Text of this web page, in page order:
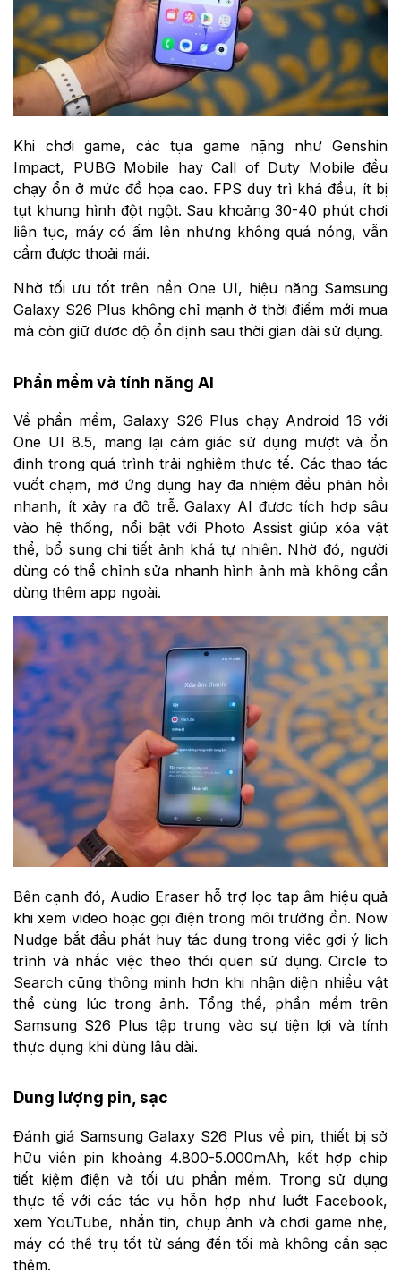
Khi chơi game, các tựa game nặng như Genshin
Impact, PUBG Mobile hay Call of Duty Mobile đều
chạy ổn ở mức đồ họa cao. FPS duy trì khá đều, ít bị
tụt khung hình đột ngột. Sau khoảng 30-40 phút chơi
liên tục, máy có ấm lên nhưng không quá nóng, vẫn
cầm được thoải mái.
Nhờ tối ưu tốt trên nền One UI, hiệu năng Samsung
Galaxy S26 Plus không chỉ mạnh ở thời điểm mới mua
mà còn giữ được độ ổn định sau thời gian dài sử dụng.
Phần mềm và tính năng AI
Về phần mềm, Galaxy S26 Plus chạy Android 16 với
One UI 8.5, mang lại cảm giác sử dụng mượt và ổn
định trong quá trình trải nghiệm thực tế. Các thao tác
vuốt chạm, mở ứng dụng hay đa nhiệm đều phản hồi
nhanh, ít xảy ra độ trễ. Galaxy AI được tích hợp sâu
vào hệ thống, nổi bật với Photo Assist giúp xóa vật
thể, bổ sung chi tiết ảnh khá tự nhiên. Nhờ đó, người
dùng có thể chỉnh sửa nhanh hình ảnh mà không cần
dùng thêm app ngoài.
Bên cạnh đó, Audio Eraser hỗ trợ lọc tạp âm hiệu quả
khi xem video hoặc gọi điện trong môi trường ồn. Now
Nudge bắt đầu phát huy tác dụng trong việc gợi ý lịch
trình và nhắc việc theo thói quen sử dụng. Circle to
Search cũng thông minh hơn khi nhận diện nhiều vật
thể cùng lúc trong ảnh. Tổng thể, phần mềm trên
Samsung S26 Plus tập trung vào sự tiện lợi và tính
thực dụng khi dùng lâu dài.
Dung lượng pin, sạc
Đánh giá Samsung Galaxy S26 Plus về pin, thiết bị sở
hữu viên pin khoảng 4.800-5.000mAh, kết hợp chip
tiết kiệm điện và tối ưu phần mềm. Trong sử dụng
thực tế với các tác vụ hỗn hợp như lướt Facebook,
xem YouTube, nhắn tin, chụp ảnh và chơi game nhẹ,
máy có thể trụ tốt từ sáng đến tối mà không cần sạc
thêm.